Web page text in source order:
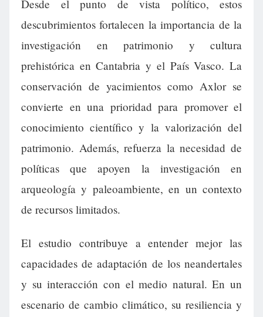
Desde el punto de vista político, estos
descubrimientos fortalecen la importancia de la
investigación en patrimonio y cultura
prehistórica en Cantabria y el País Vasco. La
conservación de yacimientos como Axlor se
convierte en una prioridad para promover el
conocimiento científico y la valorización del
patrimonio. Además, refuerza la necesidad de
políticas que apoyen la investigación en
arqueología y paleoambiente, en un contexto
de recursos limitados.
El estudio contribuye a entender mejor las
capacidades de adaptación de los neandertales
y su interacción con el medio natural. En un
escenario de cambio climático, su resiliencia y